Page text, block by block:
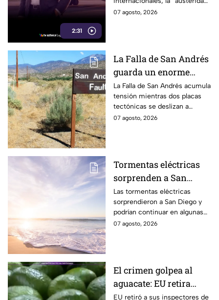
2:31
de la 4T parece tener una
07 agosto, 2026
La Falla de San Andrés
guarda un enorme
peligro: estos datos
explican el temor
científico
La Falla de San Andrés acumula
tensión mientras dos placas
tectónicas se deslizan a
centímetros por año. Estos
07 agosto, 2026
Tormentas eléctricas
sorprenden a San
Diego; autoridades
advierten que
continuarán durante el
fin de semana
Las tormentas eléctricas
sorprendieron a San Diego y
podrían continuar en algunas
zonas durante el fin de
07 agosto, 2026
El crimen golpea al
aguacate: EU retira
inspectores y suspende
EU retiró a sus inspectores de